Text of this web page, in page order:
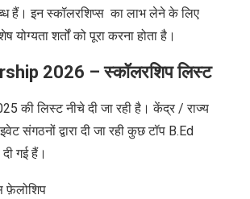
हैं। इन स्कॉलरशिप्स का लाभ लेने के लिए
योग्यता शर्तों को पूरा करना होता है।
2026 – स्कॉलरशिप लिस्ट
की लिस्ट नीचे दी जा रही है। केंद्र / राज्य
संगठनों द्वारा दी जा रही कुछ टॉप B.Ed
गई हैं।
फ़ेलोशिप